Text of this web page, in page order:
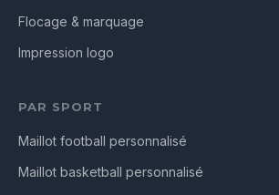
Flocage & marquage
Impression logo
PAR SPORT
Maillot football personnalisé
Maillot basketball personnalisé